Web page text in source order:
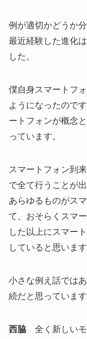
例が適切かどうか
最近経験した進化
した。
僕自身スマートフ
ようになったので
ートフォンが概念
っています。
スマートフォン到
で全て行うことが
あらゆるものがス
て、おそらくスマ
した以上にスマー
していると思います
小さな例え話では
続だと思っています
西脇全く新しいモ